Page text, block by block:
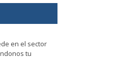
en el sector
tu